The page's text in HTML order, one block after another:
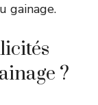
gainage.
?